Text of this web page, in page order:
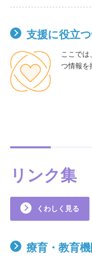
支援に役立
ここでは
つ情報を
リンク集
くわしく見る
療育・教育